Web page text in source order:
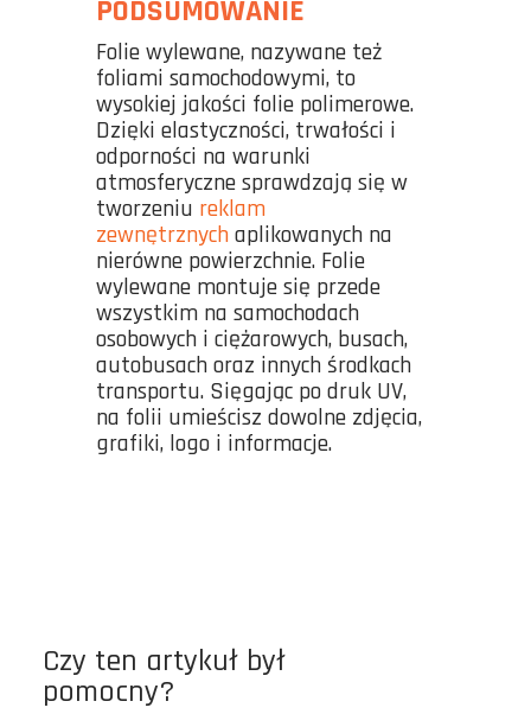
PODSUMOWANIE
Folie wylewane, nazywane też
foliami samochodowymi, to
wysokiej jakości folie polimerowe.
Dzięki elastyczności, trwałości i
odporności na warunki
atmosferyczne sprawdzają się w
tworzeniu reklam
zewnętrznychaplikowanych na
nierówne powierzchnie. Folie
wylewane montuje się przede
wszystkim na samochodach
osobowych i ciężarowych, busach,
autobusach oraz innych środkach
transportu. Sięgając po druk UV,
na folii umieścisz dowolne zdjęcia,
grafiki, logo i informacje.
Czy ten artykuł był
pomocny?